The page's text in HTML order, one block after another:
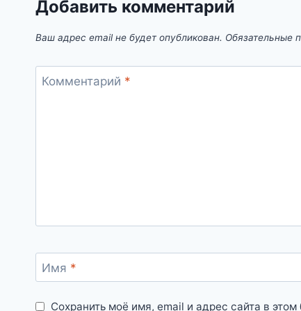
Добавить комментарий
Ваш адрес email не будет опубликован. Обязательные
Комментарий *
Имя *
Сохранить моё имя, email и адрес сайта в